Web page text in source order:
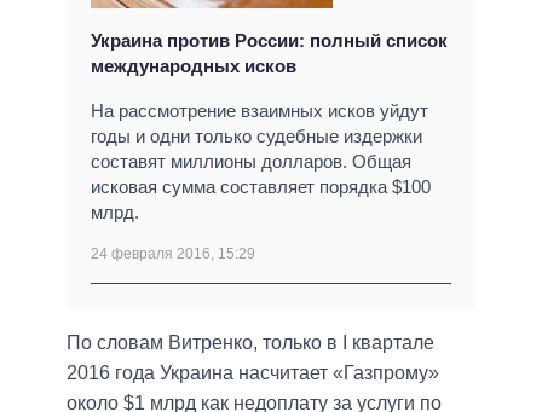
Украина против России: полный список
международных исков
На рассмотрение взаимных исков уйдут
годы и одни только судебные издержки
составят миллионы долларов. Общая
исковая сумма составляет порядка $100
млрд.
24 февраля 2016, 15:29
По словам Витренко, только в I квартале
2016 года Украина насчитает «Газпрому»
около $1 млрд как недоплату за услуги по